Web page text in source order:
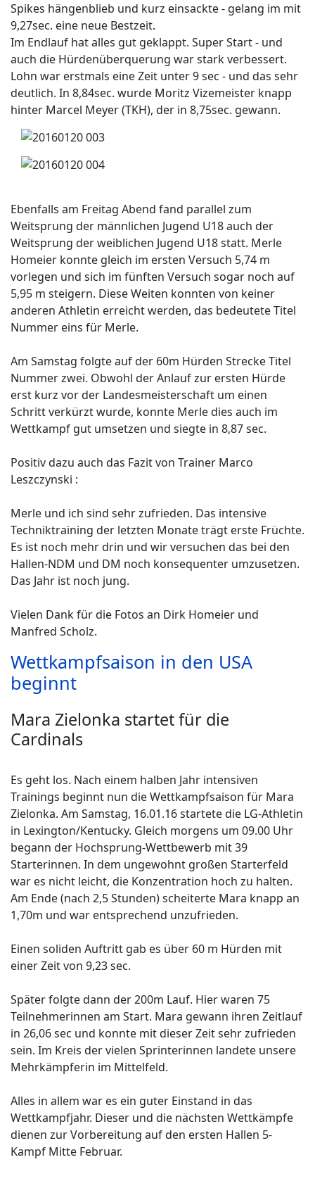
Spikes hängenblieb und kurz einsackte - gelang im mit
9,27sec. eine neue Bestzeit.
Im Endlauf hat alles gut geklappt. Super Start - und
auch die Hürdenüberquerung war stark verbessert.
Lohn war erstmals eine Zeit unter 9 sec - und das sehr
deutlich. In 8,84sec. wurde Moritz Vizemeister knapp
hinter Marcel Meyer (TKH), der in 8,75sec. gewann.
Ebenfalls am Freitag Abend fand parallel zum
Weitsprung der männlichen Jugend U18 auch der
Weitsprung der weiblichen Jugend U18 statt. Merle
Homeier konnte gleich im ersten Versuch 5,74 m
vorlegen und sich im fünften Versuch sogar noch auf
5,95 m steigern. Diese Weiten konnten von keiner
anderen Athletin erreicht werden, das bedeutete Titel
Nummer eins für Merle.
Am Samstag folgte auf der 60m Hürden Strecke Titel
Nummer zwei. Obwohl der Anlauf zur ersten Hürde
erst kurz vor der Landesmeisterschaft um einen
Schritt verkürzt wurde, konnte Merle dies auch im
Wettkampf gut umsetzen und siegte in 8,87 sec.
Positiv dazu auch das Fazit von Trainer Marco
Leszczynski :
Merle und ich sind sehr zufrieden. Das intensive
Techniktraining der letzten Monate trägt erste Früchte.
Es ist noch mehr drin und wir versuchen das bei den
Hallen-NDM und DM noch konsequenter umzusetzen.
Das Jahr ist noch jung.
Vielen Dank für die Fotos an Dirk Homeier und
Manfred Scholz.
Wettkampfsaison in den USA
beginnt
Mara Zielonka startet für die
Cardinals
Es geht los. Nach einem halben Jahr intensiven
Trainings beginnt nun die Wettkampfsaison für Mara
Zielonka. Am Samstag, 16.01.16 startete die LG-Athletin
in Lexington/Kentucky. Gleich morgens um 09.00 Uhr
begann der Hochsprung-Wettbewerb mit 39
Starterinnen. In dem ungewohnt großen Starterfeld
war es nicht leicht, die Konzentration hoch zu halten.
Am Ende (nach 2,5 Stunden) scheiterte Mara knapp an
1,70m und war entsprechend unzufrieden.
Einen soliden Auftritt gab es über 60 m Hürden mit
einer Zeit von 9,23 sec.
Später folgte dann der 200m Lauf. Hier waren 75
Teilnehmerinnen am Start. Mara gewann ihren Zeitlauf
in 26,06 sec und konnte mit dieser Zeit sehr zufrieden
sein. Im Kreis der vielen Sprinterinnen landete unsere
Mehrkämpferin im Mittelfeld.
Alles in allem war es ein guter Einstand in das
Wettkampfjahr. Dieser und die nächsten Wettkämpfe
dienen zur Vorbereitung auf den ersten Hallen 5-
Kampf Mitte Februar.